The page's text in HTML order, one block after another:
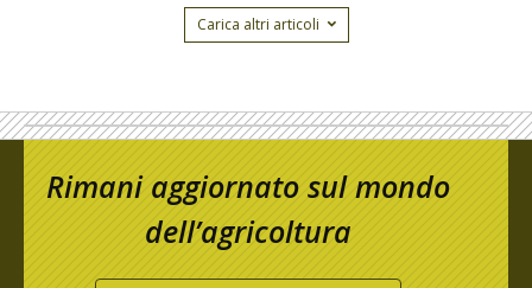
Carica altri articoli
Rimani aggiornato sul mondo
dell’agricoltura